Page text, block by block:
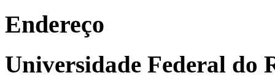
Endereço
Universidade Federal do